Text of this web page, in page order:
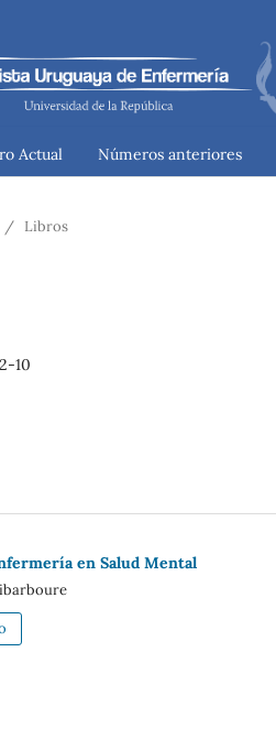
Actual Números anteriores
/ Libros
10
en Salud Mental